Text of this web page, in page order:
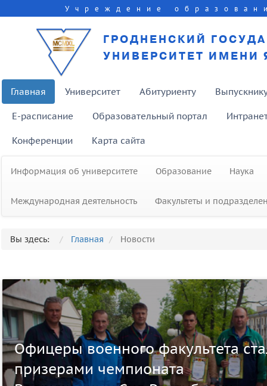
Учреждение
ГРОДНЕНСКИЙ
УНИВЕРСИТЕТ ИМЕНИ
Главная Университет Абитуриенту
E-расписание Образовательный портал
Конференции Карта сайта
Информация об университете Образование Наука
Международная деятельность Факультеты и
Вы здесь: Главная Новости
Офицеры военного факультета
призерами чемпионата